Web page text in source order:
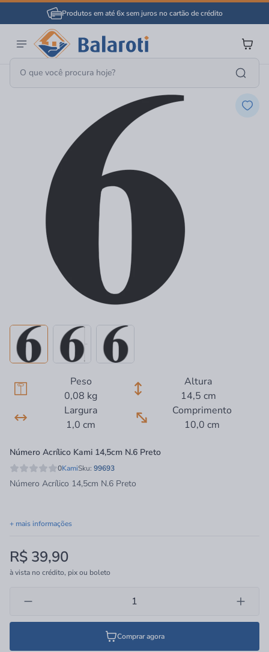
Produtos em até 6x sem juros no cartão de crédito
Ferragens Letras E Números
Peso
0,08 kg
Altura
14,5 cm
Largura
1,0 cm
Comprimento
10,0 cm
Número Acrílico Kami 14,5cm N.6 Preto
0KamiSku: 99693
Número Acrílico 14,5cm N.6 Preto
+ mais informações
R$ 39,90
à vista no crédito, pix ou boleto
Comprar agora